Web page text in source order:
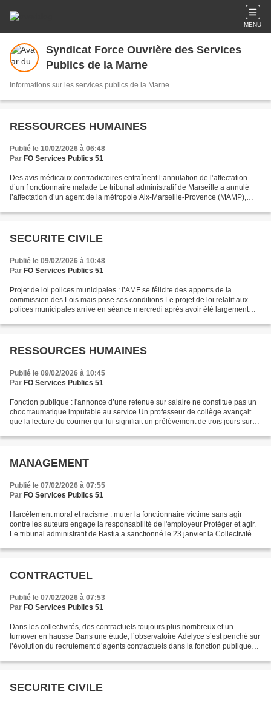
MENU
Syndicat Force Ouvrière des Services
Publics de la Marne
Informations sur les services publics de la Marne
RESSOURCES HUMAINES
Publié le 10/02/2026 à 06:48
Par FO Services Publics 51
Des avis médicaux contradictoires entraînent l’annulation de l’affectation
d’un f onctionnaire malade Le tribunal administratif de Marseille a annulé
l’affectation d’un agent de la métropole Aix‑Marseille‑Provence (MAMP),
SECURITE CIVILE
Publié le 09/02/2026 à 10:48
Par FO Services Publics 51
Projet de loi polices municipales : l’AMF se félicite des apports de la
commission des Lois mais pose ses conditions Le projet de loi relatif aux
polices municipales arrive en séance mercredi après avoir été largement
RESSOURCES HUMAINES
Publié le 09/02/2026 à 10:45
Par FO Services Publics 51
Fonction publique : l'annonce d’une retenue sur salaire ne constitue pas un
choc traumatique imputable au service Un professeur de collège avançait
que la lecture du courrier qui lui signifiait un prélèvement de trois jours sur
MANAGEMENT
Publié le 07/02/2026 à 07:55
Par FO Services Publics 51
Harcèlement moral et racisme : muter la fonctionnaire victime sans agir
contre les auteurs engage la responsabilité de l'employeur Protéger et agir.
Le tribunal administratif de Bastia a sanctionné le 23 janvier la Collectivité
CONTRACTUEL
Publié le 07/02/2026 à 07:53
Par FO Services Publics 51
Dans les collectivités, des contractuels toujours plus nombreux et un
turnover en hausse Dans une étude, l’observatoire Adelyce s’est penché sur
l’évolution du recrutement d’agents contractuels dans la fonction publique
SECURITE CIVILE